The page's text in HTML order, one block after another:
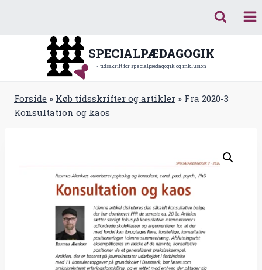
SPECIALPÆDAGOGIK
- tidsskrift for specialpædagogik og inklusion
Forside » Køb tidsskrifter og artikler » Fra 2020-3
Konsultation og kaos